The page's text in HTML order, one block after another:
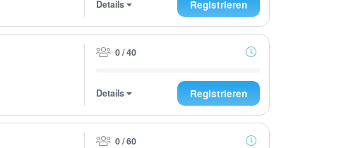
Details Registrieren
0 / 40
Details Registrieren
0 / 60